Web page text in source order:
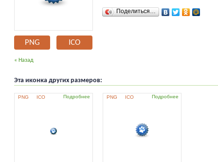
PNG ICO
Поделиться…
« Назад
Эта иконка других размеров:
PNG ICO Подробнее PNG ICO Подробнее